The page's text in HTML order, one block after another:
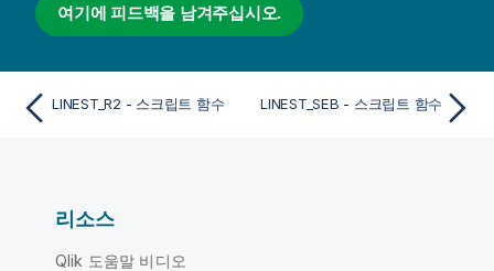
여기에 피드백을 남겨주십시오.
LINEST_R2 - 스크립트 함수 LINEST_SEB - 스크립트 함수
리소스
Qlik 도움말 비디오